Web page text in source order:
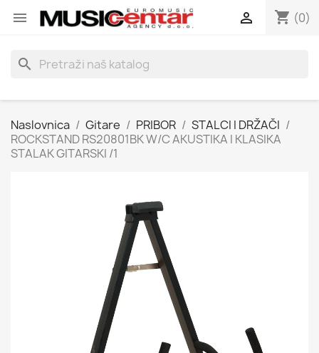
 shopping_cart (0)

search
Naslovnica Gitare PRIBOR
STALCI I DRŽAČI
ROCKSTAND RS20801BK W/C AKUSTIKA I KLASIKA
STALAK GITARSKI /1